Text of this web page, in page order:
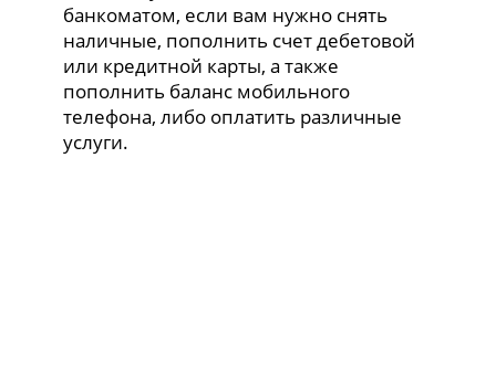
банкоматом, если вам нужно снять
наличные, пополнить счет дебетовой
или кредитной карты, а также
пополнить баланс мобильного
телефона, либо оплатить различные
услуги.